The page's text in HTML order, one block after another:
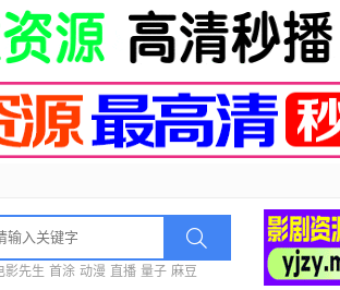
影先生 首涂 动漫 直播 量子 麻豆